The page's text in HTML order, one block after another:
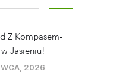
Z Kompasem-
Jasieniu!
2026